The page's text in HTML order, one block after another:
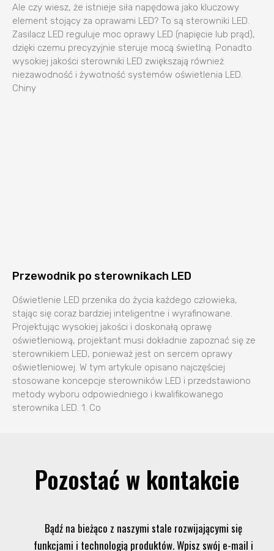
Ale czy wiesz, że istnieje siła napędowa jako kluczowy
element stojący za oprawami LED? To są sterowniki LED.
Zasilacz LED reguluje moc oprawy LED (napięcie lub prąd),
dzięki czemu precyzyjnie steruje mocą świetlną. Ponadto
wysokiej jakości sterowniki LED zwiększają również
niezawodność i żywotność systemów oświetlenia LED.
Chiny
Przewodnik po sterownikach LED
Oświetlenie LED przenika do życia każdego człowieka,
stając się coraz bardziej inteligentne i wyrafinowane.
Projektując wysokiej jakości i doskonałą oprawę
oświetleniową, projektant musi dokładnie zapoznać się ze
sterownikiem LED, ponieważ jest on sercem oprawy
oświetleniowej. W tym artykule opisano najczęściej
stosowane koncepcje sterowników LED i przedstawiono
metody wyboru odpowiedniego i kwalifikowanego
sterownika LED. 1. Co
Pozostać w kontakcie
Bądź na bieżąco z naszymi stale rozwijającymi się
funkcjami i technologią produktów. Wpisz swój e-mail i